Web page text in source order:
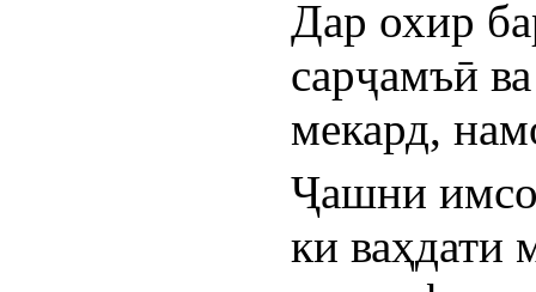
Дар охир
сарҷамъӣ
мекард,
Ҷашни
ки ваҳдати